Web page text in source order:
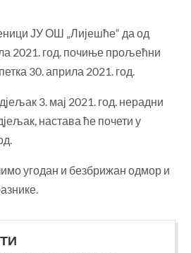
ЈУ ОШ „Лијешће“ да од
2021. год. почиње прољећни
30. априла 2021. год.
3. мај 2021. год. нерадни
настава ће почети у
угодан и безбрижан одмор и